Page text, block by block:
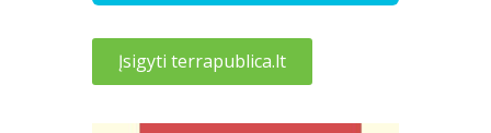
Įsigyti terrapublica.lt